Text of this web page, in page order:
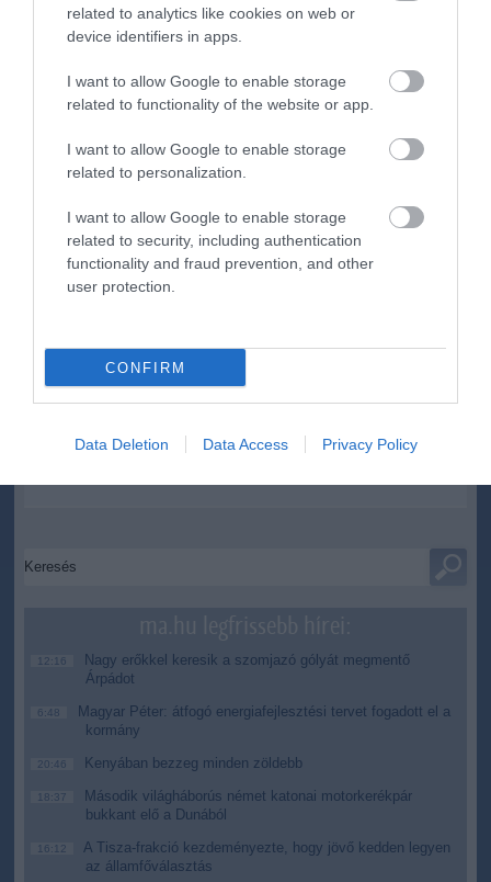
related to analytics like cookies on web or
device identifiers in apps.
I want to allow Google to enable storage
related to functionality of the website or app.
I want to allow Google to enable storage
related to personalization.
I want to allow Google to enable storage
related to security, including authentication
functionality and fraud prevention, and other
user protection.
CONFIRM
Data Deletion Data Access Privacy Policy
Véglegesítették a következő évek Nemzetközi Informatikai
Diákolimpiáinak helyszíneit is: 2026-ban Üzbegisztán fővárosában,
tudásukat a diákok. 2027-ben Németország, 2028-ban Japán,
2029-ben pedig Bulgária fogadja majd az IOI-versenyzőket.
A 2025-ös diákolimpiai szezonban a magyar diákolimpikonok
rendkívül jó eredményeket értek el: a Közép-Európai Informatikai
Informatikai Csapat Diákolimpiáról egy ezüsttel és egy bronzzal,
az Európai Lány Informatikai Diákolimpiáról pedig két arany- és két
ezüstéremmel tértek haza.
Figyelem! A cikkhez hozzáfűzött hozzászólások nem a
network nézeteit tükrözik. A szerkesztőség mindössze a hírek
Kérjük, kulturáltan, mások személyiségi jogainak és jó hírnevének
12:16
Nagy erőkkel keresik a szomjazó gólyát megmentő
Árpádot
6:48
Magyar Péter: átfogó energiafejlesztési tervet fogadott el a
kormány
20:46 Kenyában bezzeg minden zöldebb
18:37
Második világháborús német katonai motorkerékpár
bukkant elő a Dunából
16:12
A Tisza-frakció kezdeményezte, hogy jövő kedden legyen
az államfőválasztás